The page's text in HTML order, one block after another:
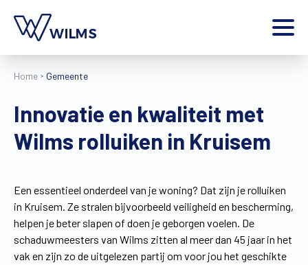
Home
Producten
Contact
Extra
Jobs
Wilms World
Home Gemeente
Innovatie en kwaliteit met
Wilms rolluiken in Kruisem
Een essentieel onderdeel van je woning? Dat zijn je rolluiken
in Kruisem. Ze stralen bijvoorbeeld veiligheid en bescherming,
helpen je beter slapen of doen je geborgen voelen. De
schaduwmeesters van Wilms zitten al meer dan 45 jaar in het
vak en zijn zo de uitgelezen partij om voor jou het geschikte